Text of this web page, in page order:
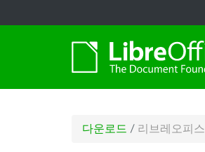
다운로드 / 리브레오피